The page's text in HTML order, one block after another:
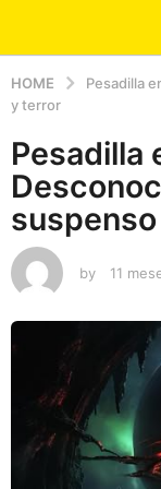
HOME
Pesadilla
y terror
Pesadilla
by 11